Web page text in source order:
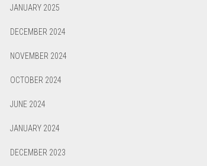
JANUARY 2025
DECEMBER 2024
NOVEMBER 2024
OCTOBER 2024
JUNE 2024
JANUARY 2024
DECEMBER 2023